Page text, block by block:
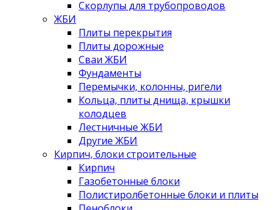
Скорлупы для трубопроводов
ЖБИ
Плиты перекрытия
Плиты дорожные
Сваи ЖБИ
Фундаменты
Перемычки, колонны, ригели
Кольца, плиты днища, крышки
колодцев
Лестничные ЖБИ
Другие ЖБИ
Кирпич, блоки строительные
Кирпич
Газобетонные блоки
Полистиролбетонные блоки и плиты